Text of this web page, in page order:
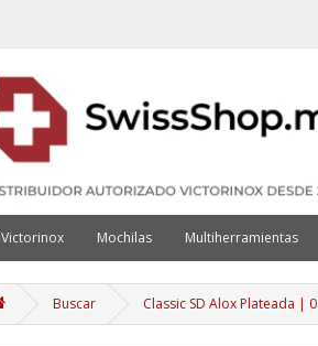
Victorinox Mochilas Multiherramientas
Buscar Classic SD Alox Plateada |